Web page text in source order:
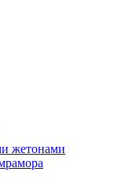
жетонами